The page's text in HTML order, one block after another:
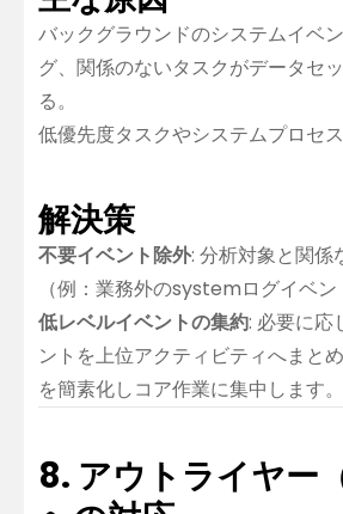
バックグラウンドのシステムイベ
グ、関係のないタスクがデータセ
る。
低優先度タスクやシステムプロセス
解決策
不要イベント除外: 分析対象と関係
（例：業務外のsystemログイベン
低レベルイベントの集約: 必要に応
ントを上位アクティビティへまと
を簡素化しコア作業に集中します。
8. アウトライヤー